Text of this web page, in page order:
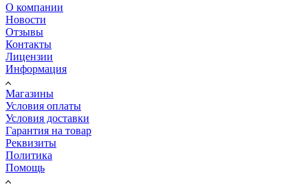
О компании
Новости
Отзывы
Контакты
Лицензии
Информация
Магазины
Условия оплаты
Условия доставки
Гарантия на товар
Реквизиты
Политика
Помощь